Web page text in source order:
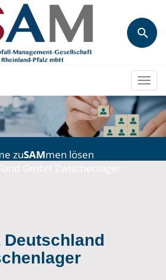
zuSAMmen lösen
Deutschland